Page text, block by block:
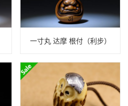
一寸丸 达摩 根付（利步）